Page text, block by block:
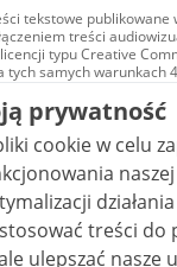
tekstowe publikowane
treści
typu Creative
tych samych warunkach
audiowizualne, w
i wideo, są
Commons: uznanie
- bez utworów
ND 4.0), o ile nie jest to
prywatność
cookie w celu
działania strony.
treści do
nasze usługi.